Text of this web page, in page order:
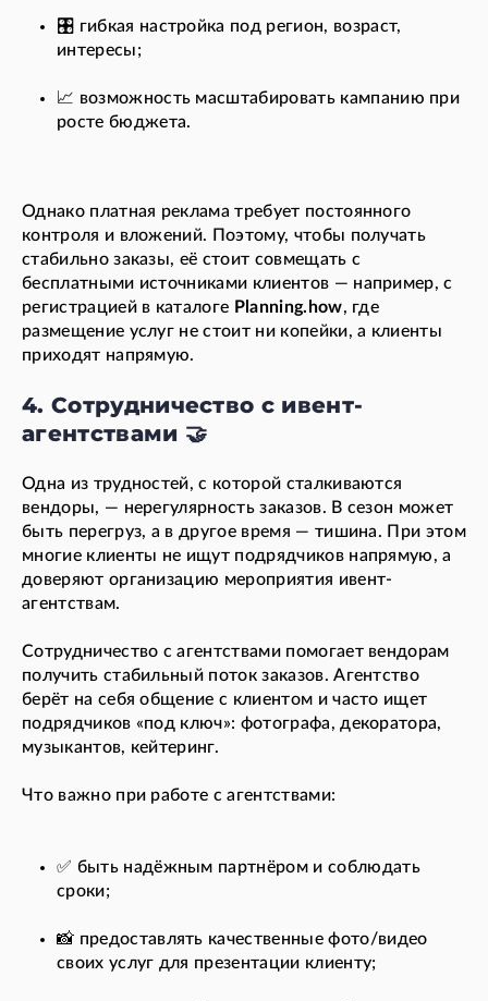
🎛️ гибкая настройка под регион, возраст,
интересы;
📈 возможность масштабировать кампанию при
росте бюджета.
Однако платная реклама требует постоянного
контроля и вложений. Поэтому, чтобы получать
стабильно заказы, её стоит совмещать с
бесплатными источниками клиентов — например, с
регистрацией в каталоге Planning.how, где
размещение услуг не стоит ни копейки, а клиенты
приходят напрямую.
4. Сотрудничество с ивент-
агентствами 🤝
Одна из трудностей, с которой сталкиваются
вендоры, — нерегулярность заказов. В сезон может
быть перегруз, а в другое время — тишина. При этом
многие клиенты не ищут подрядчиков напрямую, а
доверяют организацию мероприятия ивент-
агентствам.
Сотрудничество с агентствами помогает вендорам
получить стабильный поток заказов. Агентство
берёт на себя общение с клиентом и часто ищет
подрядчиков «под ключ»: фотографа, декоратора,
музыкантов, кейтеринг.
Что важно при работе с агентствами:
✅ быть надёжным партнёром и соблюдать
сроки;
📸 предоставлять качественные фото/видео
своих услуг для презентации клиенту;